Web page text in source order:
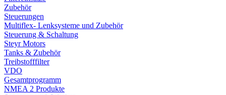
Zubehör
Steuerungen
Multiflex- Lenksysteme und Zubehör
Steuerung & Schaltung
Steyr Motors
Tanks & Zubehör
Treibstofffilter
VDO
Gesamtprogramm
NMEA 2 Produkte